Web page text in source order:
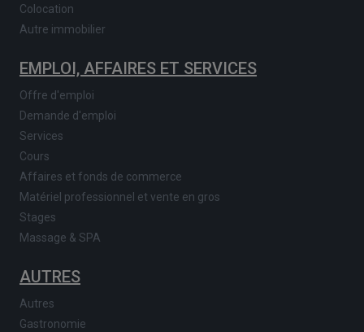
Colocation
Autre immobilier
EMPLOI, AFFAIRES ET SERVICES
Offre d'emploi
Demande d'emploi
Services
Cours
Affaires et fonds de commerce
Matériel professionnel et vente en gros
Stages
Massage & SPA
AUTRES
Autres
Gastronomie